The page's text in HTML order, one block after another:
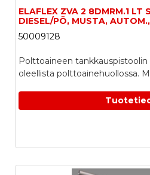
ELAFLEX ZVA 2 8DMRM.1 LT
DIESEL/PÖ, MUSTA,
50009128
Polttoaineen
oleellista polttoainehuollossa.